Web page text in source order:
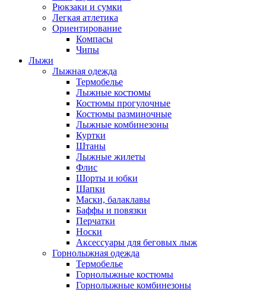
Рюкзаки и сумки
Легкая атлетика
Ориентирование
Компасы
Чипы
Лыжи
Лыжная одежда
Термобелье
Лыжные костюмы
Костюмы прогулочные
Костюмы разминочные
Лыжные комбинезоны
Куртки
Штаны
Лыжные жилеты
Флис
Шорты и юбки
Шапки
Маски, балаклавы
Баффы и повязки
Перчатки
Носки
Аксессуары для беговых лыж
Горнолыжная одежда
Термобелье
Горнолыжные костюмы
Горнолыжные комбинезоны